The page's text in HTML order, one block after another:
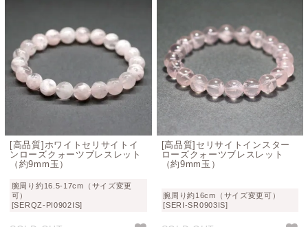
[高品質]ホワイトセリサイトイ
ンローズクォーツブレスレット
（約9mm玉）
腕周り約16.5-17cm（サイズ変更
可）
[SERQZ-PI0902IS]
[高品質]セリサイトインスター
ローズクォーツブレスレット
（約9mm玉）
腕周り約16cm（サイズ変更可）
[SERI-SR0903IS]